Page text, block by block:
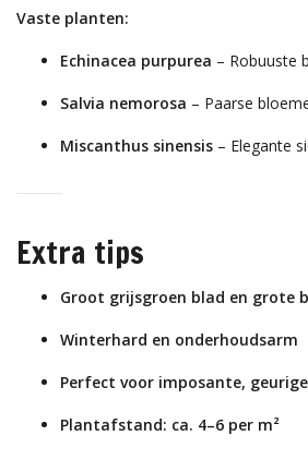
Vaste planten:
Echinacea purpurea – Robuuste
Salvia nemorosa – Paarse
Miscanthus sinensis – Elegante
Extra tips
Groot grijsgroen blad en grote
Winterhard en onderhoudsarm
Perfect voor imposante,
Plantafstand: ca. 4–6 per m²